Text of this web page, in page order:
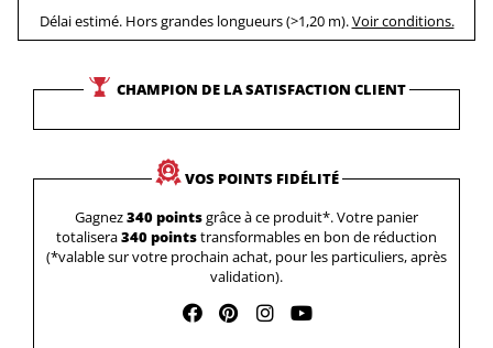
Délai estimé. Hors grandes longueurs (>1,20 m).Voir conditions.
CHAMPION DE LA SATISFACTION CLIENT
VOS POINTS FIDÉLITÉ
Gagnez340 pointsgrâce à ce produit*. Votre panier
totalisera340 pointstransformables en bon de réduction
(*valable sur votre prochain achat, pour les particuliers, après
validation).